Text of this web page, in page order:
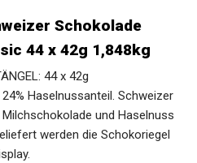
Schokolade
44 x 42g 1,848kg
44 x 42g
Haselnussanteil. Schweizer
und Haselnuss
werden die Schokoriegel